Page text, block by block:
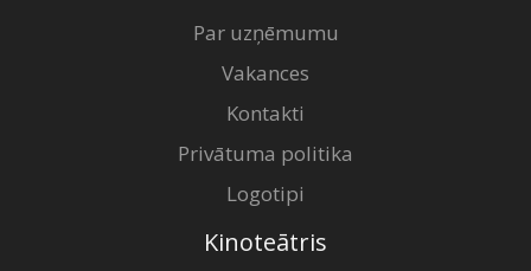
Par uzņēmumu
Vakances
Kontakti
Privātuma politika
Logotipi
Kinoteātris